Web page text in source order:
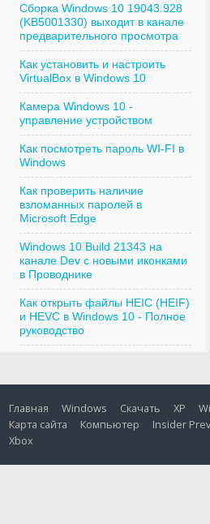
Сборка Windows 10 19043.928
(KB5001330) выходит в канале
предварительного просмотра
Как установить и настроить
VirtualBox в Windows 10
Камера Windows 10 -
управление устройством
Как посмотреть пароль WI-FI в
Windows
Как проверить наличие
взломанных паролей в
Microsoft Edge
Windows 10 Build 21343 на
канале Dev с новыми иконками
в Проводнике
Как открыть файлы HEIC (HEIF)
и HEVC в Windows 10 - Полное
руководство
Главная Windows Скачать XP
Карта сайта
Компьютер Insider
Xbox